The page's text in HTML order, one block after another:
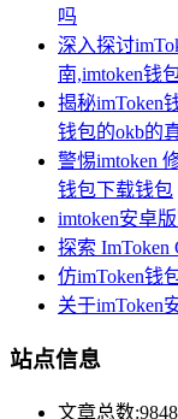
吗
深入探讨
南,imtoken钱
揭秘imToken
钱包的okb的
警惕imtoken
钱包下载钱包
imtoken安卓
探索 ImToken
仿imToken钱
关于imToken
站点信息
文章总数:9848